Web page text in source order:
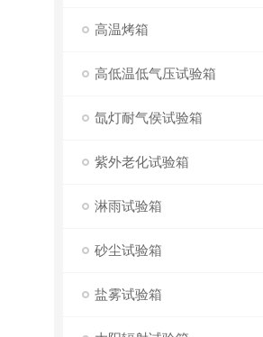
高温烤箱
高低温低气压试验箱
氙灯耐气侯试验箱
紫外老化试验箱
淋雨试验箱
砂尘试验箱
盐雾试验箱